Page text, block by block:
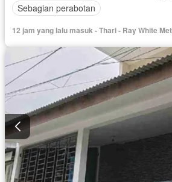
Sebagian perabotan
12 jam yang lalu masuk - Thari - Ray White